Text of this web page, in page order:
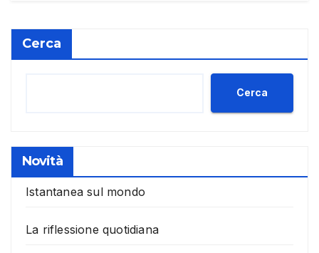
Cerca
Cerca
Novità
Istantanea sul mondo
La riflessione quotidiana